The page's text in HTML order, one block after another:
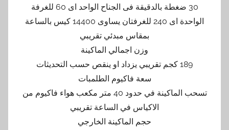
30 ضغطة بالدقيقة فى الجناح الواحد اى 60 للغرفة
الواحدة اى 240 للغرفتان يساوى 14400 كيس بالساعة
بمقاس مبدئي تقريبي
وزن اجمالي الماكينة
189 كجم تقريبي يزداد او ينقص حسب التحديثات
سعة فاكيوم الطلمبات
تسحب الماكينة في حدود 40 متر مكعب هواء فاكيوم من
الاكياس في الساعة تقريبي
حجم الماكينة الخارجي